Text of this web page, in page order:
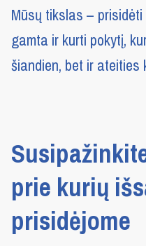
Mūsų tikslas –
gamta ir kurti pokytį,
šiandien, bet ir ateities
prie kurių
prisidėjome